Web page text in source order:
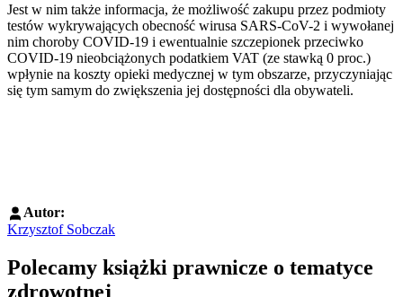
Jest w nim także informacja, że możliwość zakupu przez podmioty
testów wykrywających obecność wirusa SARS-CoV-2 i wywołanej
nim choroby COVID-19 i ewentualnie szczepionek przeciwko
COVID-19 nieobciążonych podatkiem VAT (ze stawką 0 proc.)
wpłynie na koszty opieki medycznej w tym obszarze, przyczyniając
się tym samym do zwiększenia jej dostępności dla obywateli.
Autor:
Krzysztof Sobczak
Polecamy książki prawnicze o tematyce
zdrowotnej